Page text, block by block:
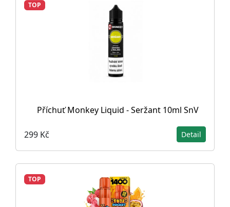
TOP
Příchuť Monkey Liquid - Seržant 10ml SnV
299 Kč Detail
TOP